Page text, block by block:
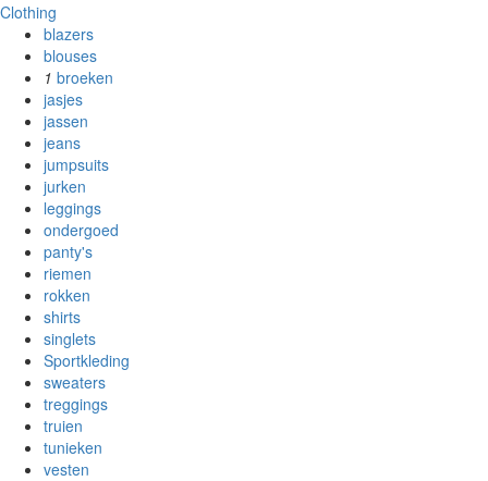
Clothing
blazers
blouses
1 broeken
jasjes
jassen
jeans
jumpsuits
jurken
leggings
ondergoed
panty's
riemen
rokken
shirts
singlets
Sportkleding
sweaters
treggings
truien
tunieken
vesten